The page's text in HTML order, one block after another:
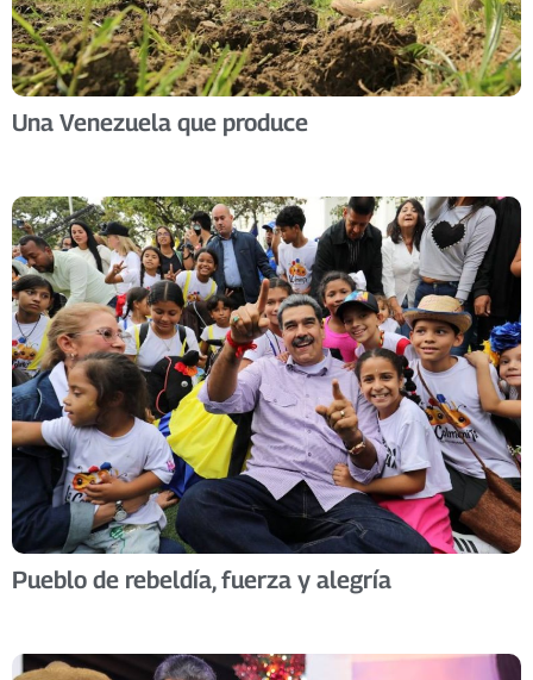
Una Venezuela que produce
Pueblo de rebeldía, fuerza y alegría